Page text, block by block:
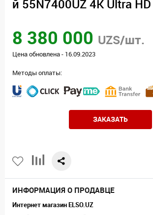
й 55N7400UZ 4K Ultra
8 380 000 UZS/шт.
Цена обновлена - 16.09.2023
Методы оплаты:
ЗАКАЗАТЬ
ИНФОРМАЦИЯ О ПРОДАВЦЕ
Интернет магазин ELSO.UZ